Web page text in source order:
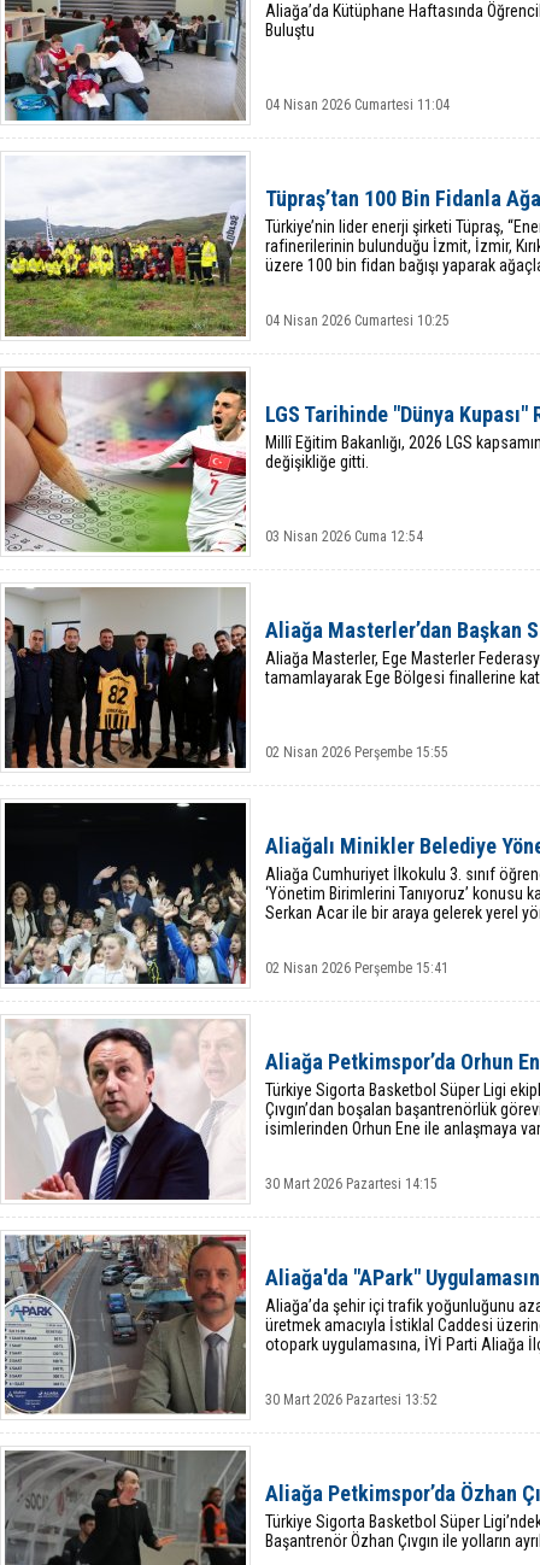
Aliağa’da Kütüphane Haftasında
Buluştu
04 Nisan 2026 Cumartesi 11:04
Tüpraş’tan 100 Bin Fidanla
Türkiye’nin lider enerji şirketi Tüpraş,
rafinerilerinin bulunduğu İzmit, İzmir,
üzere 100 bin fidan bağışı yaparak
04 Nisan 2026 Cumartesi 10:25
LGS Tarihinde "Dünya Kupası"
Millî Eğitim Bakanlığı, 2026 LGS
değişikliğe gitti.
03 Nisan 2026 Cuma 12:54
Aliağa Masterler’dan Başkan
Aliağa Masterler, Ege Masterler
tamamlayarak Ege Bölgesi finallerine
02 Nisan 2026 Perşembe 15:55
Aliağalı Minikler Belediye
Aliağa Cumhuriyet İlkokulu 3. sınıf
‘Yönetim Birimlerini Tanıyoruz’ konusu
Serkan Acar ile bir araya gelerek yerel
02 Nisan 2026 Perşembe 15:41
Aliağa Petkimspor’da Orhun
Türkiye Sigorta Basketbol Süper Ligi
Çıvgın’dan boşalan başantrenörlük
isimlerinden Orhun Ene ile anlaşmaya
30 Mart 2026 Pazartesi 14:15
Aliağa'da "APark"
Aliağa’da şehir içi trafik yoğunluğunu
üretmek amacıyla İstiklal Caddesi
otopark uygulamasına, İYİ Parti Aliağa
30 Mart 2026 Pazartesi 13:52
Aliağa Petkimspor’da Özhan
Türkiye Sigorta Basketbol Süper
Başantrenör Özhan Çıvgın ile yolların